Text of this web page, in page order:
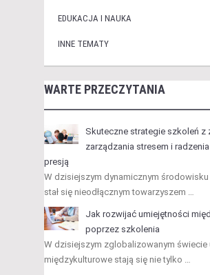
EDUKACJA I NAUKA
INNE TEMATY
WARTE PRZECZYTANIA
Skuteczne strategie szkoleń z
zarządzania stresem i
presją
W dzisiejszym dynamicznym środowisku
stał się nieodłącznym towarzyszem …
Jak rozwijać umiejętności
poprzez szkolenia
W dzisiejszym zglobalizowanym świecie
międzykulturowe stają się nie tylko …